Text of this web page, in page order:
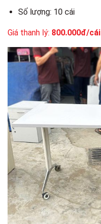
Số lượng: 10 cái
Giá thanh lý: 800.000đ/cái